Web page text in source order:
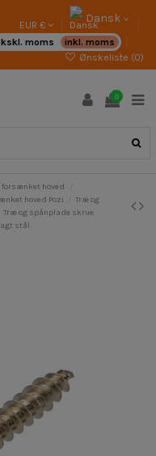
EUR € Dansk
moms
inkl. moms
Ønskeliste (0)
0
hoved
hoved Pozi
Træ og
Træ og spånplade skrue
stål